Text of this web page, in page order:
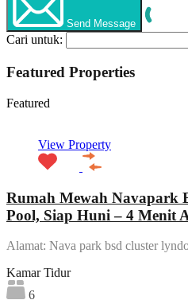
Send Message
Cari untuk:
Featured Properties
Featured
View Property
Rumah Mewah Navapark
Pool, Siap Huni – 4 Menit
Alamat: Nava park bsd cluster
Kamar Tidur
6